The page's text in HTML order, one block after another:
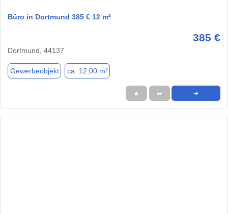
Büro in Dortmund 385 € 12 m²
385 €
Dortmund, 44137
Gewerbeobjekt ca. 12,00 m²
★ ➦ ➜